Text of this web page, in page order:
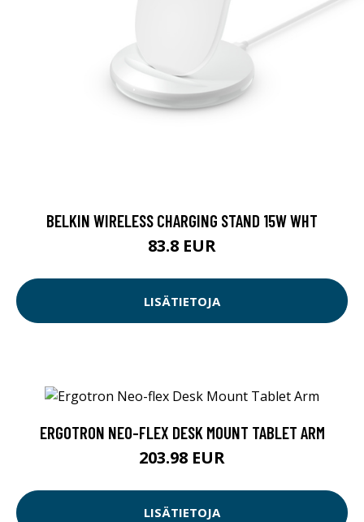
BELKIN WIRELESS CHARGING STAND 15W WHT
83.8 EUR
LISÄTIETOJA
ERGOTRON NEO-FLEX DESK MOUNT TABLET ARM
203.98 EUR
LISÄTIETOJA